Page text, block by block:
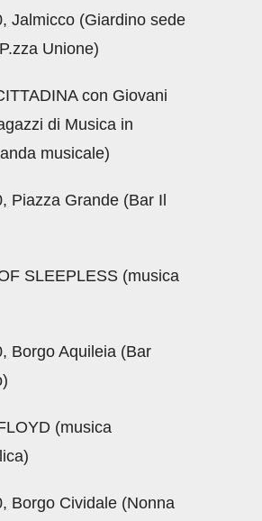
Jalmicco (Giardino sede
Unione)
con Giovani
di Musica in
musicale)
Piazza Grande (Bar Il
SLEEPLESS (musica
Borgo Aquileia (Bar
(musica
Borgo Cividale (Nonna